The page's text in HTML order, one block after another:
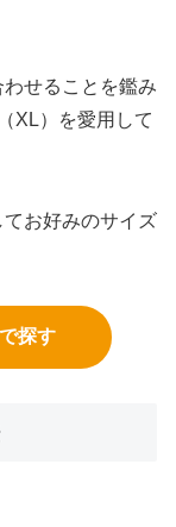
せることを鑑み
XL）を愛用して
てお好みのサイズ
探す